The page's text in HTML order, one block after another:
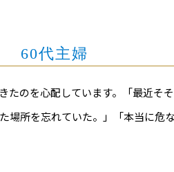
60代主婦
たのを心配しています。「最近そ
場所を忘れていた。」「本当に